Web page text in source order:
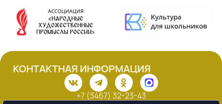
КОНТАКТНАЯ ИНФОРМАЦИЯ
+7 (3467) 32-23-43